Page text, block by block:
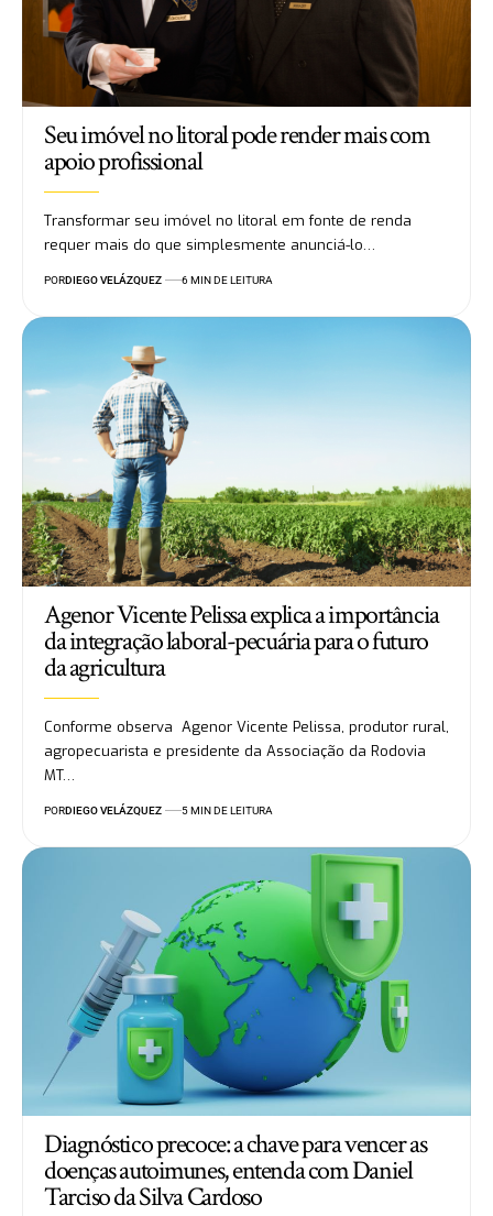
Seu imóvel no litoral pode render mais com
apoio profissional
Transformar seu imóvel no litoral em fonte de renda
requer mais do que simplesmente anunciá-lo…
PORDIEGO VELÁZQUEZ 6 MIN DE LEITURA
Agenor Vicente Pelissa explica a importância
da integração laboral-pecuária para o futuro
da agricultura
Conforme observa Agenor Vicente Pelissa, produtor rural,
agropecuarista e presidente da Associação da Rodovia
MT…
PORDIEGO VELÁZQUEZ 5 MIN DE LEITURA
Diagnóstico precoce: a chave para vencer as
doenças autoimunes, entenda com Daniel
Tarciso da Silva Cardoso